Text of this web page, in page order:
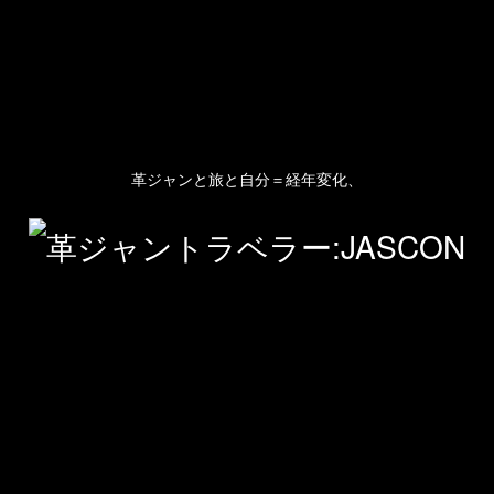
革ジャンと旅と自分＝経年変化、